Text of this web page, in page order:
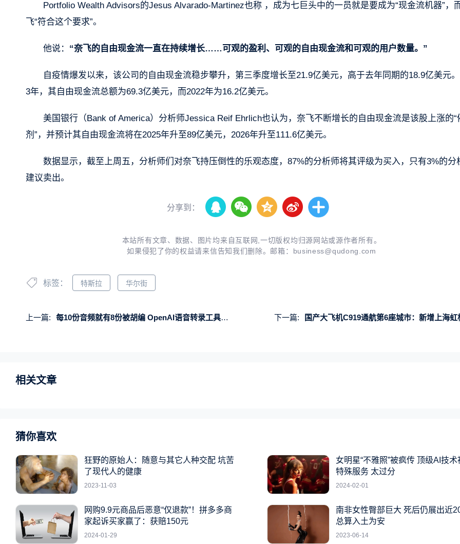
Portfolio Wealth Advisors的Jesus Alvarado-Martinez也称 ，成为七巨头中的一员就是要成为“现金流机器”，
飞“符合这个要求”。
他说： “奈飞的自由现金流一直在持续增长……可观的盈利、可观的自由现金流和可观的用户数量。”
自疫情爆发以来，该公司的自由现金流稳步攀升，第三季度增长至21.9亿美元，高于去年同期的18.9亿美元
3年，其自由现金流总额为69.3亿美元，而2022年为16.2亿美元。
美国银行（Bank of America）分析师Jessica Reif Ehrlich也认为，奈飞不断增长的自由现金流是该股上涨的“
剂”，并预计其自由现金流将在2025年升至89亿美元，2026年升至111.6亿美元。
数据显示，截至上周五，分析师们对奈飞持压倒性的乐观态度，87%的分析师将其评级为买入，只有3%的分
建议卖出。
分享到：
本站所有文章、数据、图片均来自互联网,一切版权均归源网站或源作者所有。
如果侵犯了你的权益请来信告知我们删除。邮箱： business@qudong.com
标签： 特斯拉 华尔街
上一篇: 每10份音频就有8份被胡编 OpenAI语音转录工具被曝存重大缺陷 下一篇: 国产大飞机C919通航第6座城市：新增上海虹桥往返太原
相关文章
猜你喜欢
狂野的原始人：随意与其它人种交配 坑苦
了现代人的健康
2023-11-03
女明星“不雅照”被疯传 顶级AI技
特殊服务 太过分
2024-02-01
网购9.9元商品后恶意“仅退款”！拼多多商
家起诉买家赢了：获赔150元
2024-01-29
南非女性臀部巨大 死后仍展出近
总算入土为安
2023-06-14